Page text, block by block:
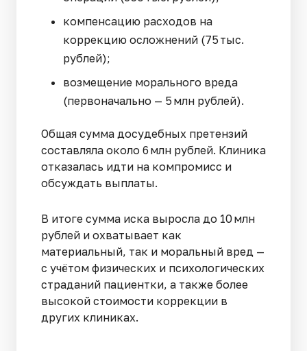
компенсацию расходов на
коррекцию осложнений (75 тыс.
рублей);
возмещение морального вреда
(первоначально — 5 млн рублей).
Общая сумма досудебных претензий
составляла около 6 млн рублей. Клиника
отказалась идти на компромисс и
обсуждать выплаты.
В итоге сумма иска выросла до 10 млн
рублей и охватывает как
материальный, так и моральный вред —
с учётом физических и психологических
страданий пациентки, а также более
высокой стоимости коррекции в
других клиниках.